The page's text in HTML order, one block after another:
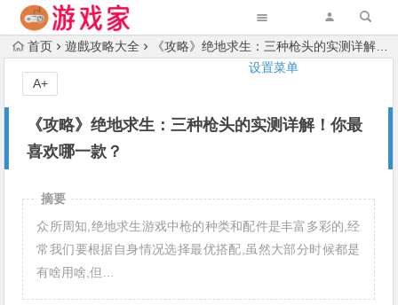
设置菜单
首页 遊戲攻略大全 《攻略》绝地求生：三种枪头的实测详解！你最喜欢哪一款？
《攻略》绝地求生：三种枪头的实测详解！你最
喜欢哪一款？
A+
摘要
众所周知,绝地求生游戏中枪的种类和配件是丰富多彩的,经
常我们要根据自身情况选择最优搭配,虽然大部分时候都是
有啥用啥,但…